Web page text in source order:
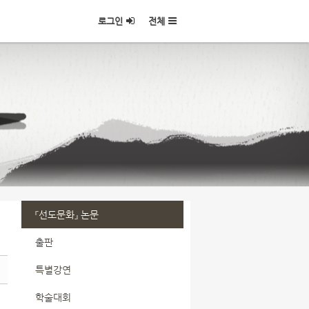
로그인 전체
『선도문화』 논문
출판
특별강연
학술대회